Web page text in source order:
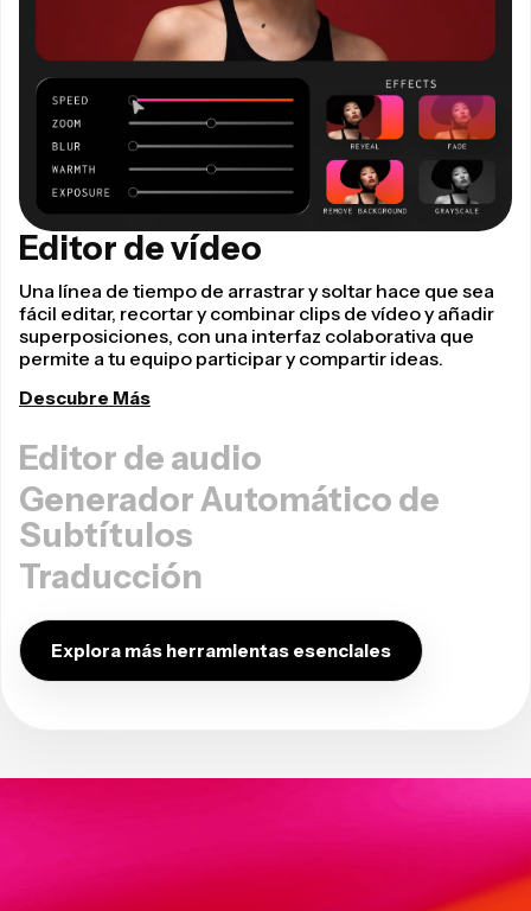
Editor de vídeo
Una línea de tiempo de arrastrar y soltar hace que sea
fácil editar, recortar y combinar clips de vídeo y añadir
superposiciones, con una interfaz colaborativa que
permite a tu equipo participar y compartir ideas.
Descubre Más
Editor de audio
Generador Automático de
Subtítulos
Traducción
Explora más herramientas esenciales